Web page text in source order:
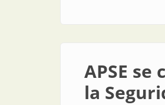
APSE
la